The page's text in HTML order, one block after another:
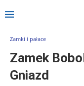
Strona główna
Zamki i pałace
Zamek
Gniazd